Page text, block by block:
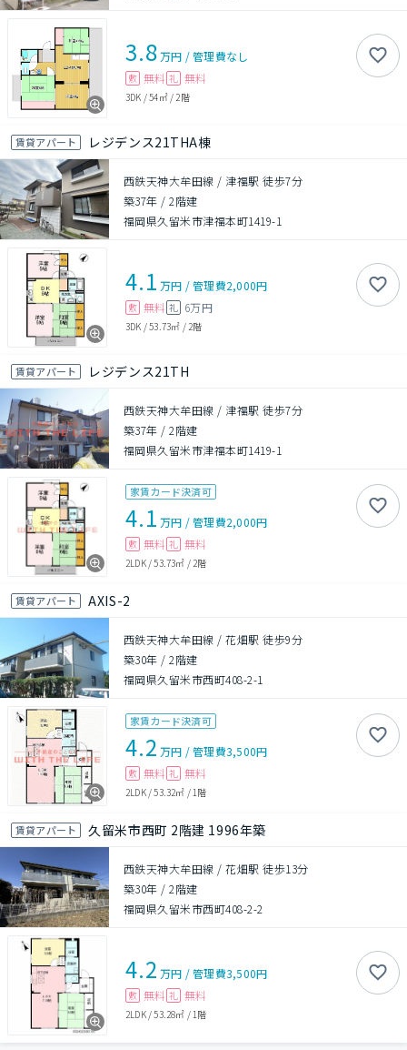
3.8万円 /管理費なし
敷 無料 礼 無料
3DK /54㎡/ 2階
賃貸アパート レジデンス21THA棟
西鉄天神大牟田線 / 津福駅 徒歩7分
築37年 /2階建
福岡県久留米市津福本町1419-1
4.1 万円 /管理費2,000円
敷 無料 礼 6万円
3DK /53.73㎡ / 2階
賃貸アパート レジデンス21TH
西鉄天神大牟田線 / 津福駅 徒歩7分
築37年 /2階建
福岡県久留米市津福本町1419-1
家賃カード決済可
4.1 万円 /管理費2,000円
敷 無料 礼 無料
2LDK/53.73㎡ /2階
賃貸アパート AXIS-2
西鉄天神大牟田線 / 花畑駅 徒歩9分
築30年 /2階建
福岡県久留米市西町408-2-1
家賃カード決済可
4.2 万円 /管理費3,500円
敷 無料 礼 無料
2LDK/53.32㎡ /1階
賃貸アパート 久留米市西町 2階建 1996年築
西鉄天神大牟田線 / 花畑駅 徒歩13分
築30年 /2階建
福岡県久留米市西町408-2-2
4.2 万円 /管理費3,500円
敷 無料 礼 無料
2LDK/53.28㎡ / 1階